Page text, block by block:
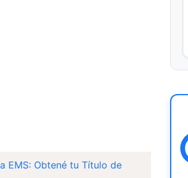
EMS: Obtené tu Título de